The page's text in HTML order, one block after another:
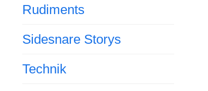
Rudiments
Sidesnare Storys
Technik